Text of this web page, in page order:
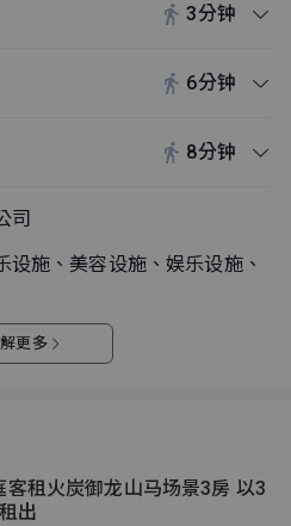
3分钟
6分钟
8分钟
司
设施、美容设施、娱乐设施、
更多
客租火炭御龙山马场景3房 以3
出